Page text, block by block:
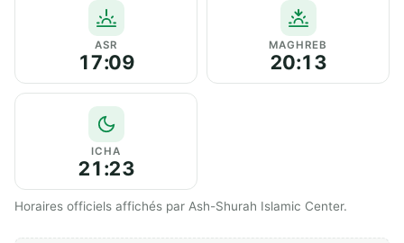
ASR
17:09
MAGHREB
20:13
ICHA
21:23
Horaires officiels affichés par Ash-Shurah Islamic Center.